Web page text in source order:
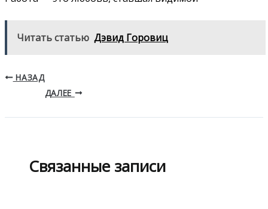
Читать статью Дэвид Горовиц
НАЗАД
ДАЛЕЕ
Связанные записи